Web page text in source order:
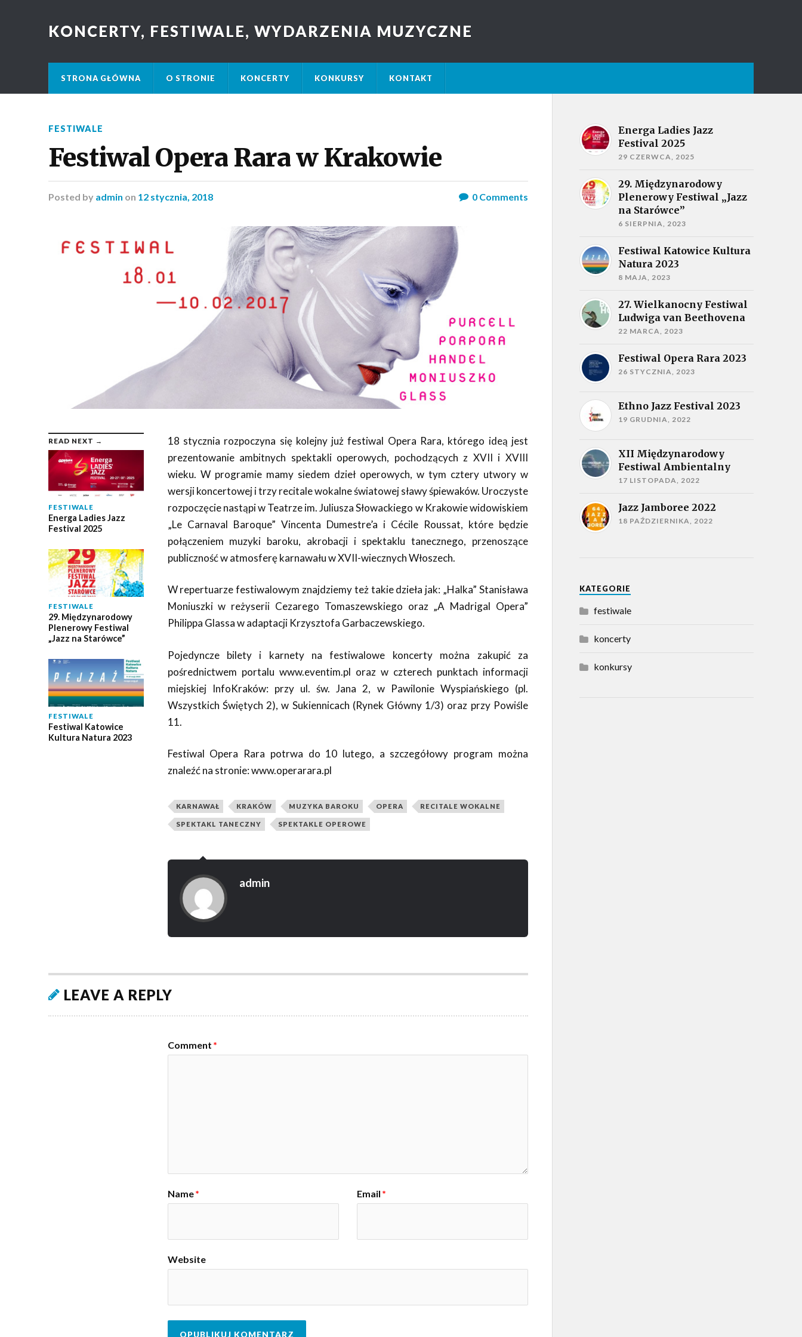
KONCERTY, FESTIWALE, WYDARZENIA MUZYCZNE
STRONA GŁÓWNA O STRONIE KONCERTY KONKURSY KONTAKT
FESTIWALE
Festiwal Opera Rara w Krakowie
Posted by admin on 12 stycznia, 2018 0Comments
READ NEXT →
FESTIWALE
Energa Ladies Jazz
Festival 2025
FESTIWALE
29. Międzynarodowy
Plenerowy Festiwal
„Jazz na Starówce”
FESTIWALE
Festiwal Katowice
Kultura Natura 2023
18 stycznia rozpoczyna się kolejny już festiwal Opera Rara, którego ideą jest
prezentowanie ambitnych spektakli operowych, pochodzących z XVII i XVIII
wieku. W programie mamy siedem dzieł operowych, w tym cztery utwory w
wersji koncertowej i trzy recitale wokalne światowej sławy śpiewaków. Uroczyste
rozpoczęcie nastąpi w Teatrze im. Juliusza Słowackiego w Krakowie widowiskiem
„Le Carnaval Baroque” Vincenta Dumestre’a i Cécile Roussat, które będzie
połączeniem muzyki baroku, akrobacji i spektaklu tanecznego, przenoszące
publiczność w atmosferę karnawału w XVII-wiecznych Włoszech.
W repertuarze festiwalowym znajdziemy też takie dzieła jak: „Halka” Stanisława
Moniuszki w reżyserii Cezarego Tomaszewskiego oraz „A Madrigal Opera”
Philippa Glassa w adaptacji Krzysztofa Garbaczewskiego.
Pojedyncze bilety i karnety na festiwalowe koncerty można zakupić za
pośrednictwem portalu www.eventim.pl oraz w czterech punktach informacji
miejskiej InfoKraków: przy ul. św. Jana 2, w Pawilonie Wyspiańskiego (pl.
Wszystkich Świętych 2), w Sukiennicach (Rynek Główny 1/3) oraz przy Powiśle
11.
Festiwal Opera Rara potrwa do 10 lutego, a szczegółowy program można
znaleźć na stronie: www.operarara.pl
KARNAWAŁ KRAKÓW MUZYKA BAROKU OPERA RECITALE WOKALNE
SPEKTAKL TANECZNY SPEKTAKLE OPEROWE
admin
LEAVE A REPLY
Comment *
Name* Email *
Website
Energa Ladies Jazz
Festival 2025
29 CZERWCA, 2025
29. Międzynarodowy
Plenerowy Festiwal „Jazz
na Starówce”
6 SIERPNIA, 2023
Festiwal Katowice Kultura
Natura 2023
8 MAJA, 2023
27. Wielkanocny Festiwal
Ludwiga van Beethovena
22 MARCA, 2023
Festiwal Opera Rara 2023
26 STYCZNIA, 2023
Ethno Jazz Festival 2023
19 GRUDNIA, 2022
XII Międzynarodowy
Festiwal Ambientalny
17 LISTOPADA, 2022
Jazz Jamboree 2022
18 PAŹDZIERNIKA, 2022
KATEGORIE
festiwale
koncerty
konkursy